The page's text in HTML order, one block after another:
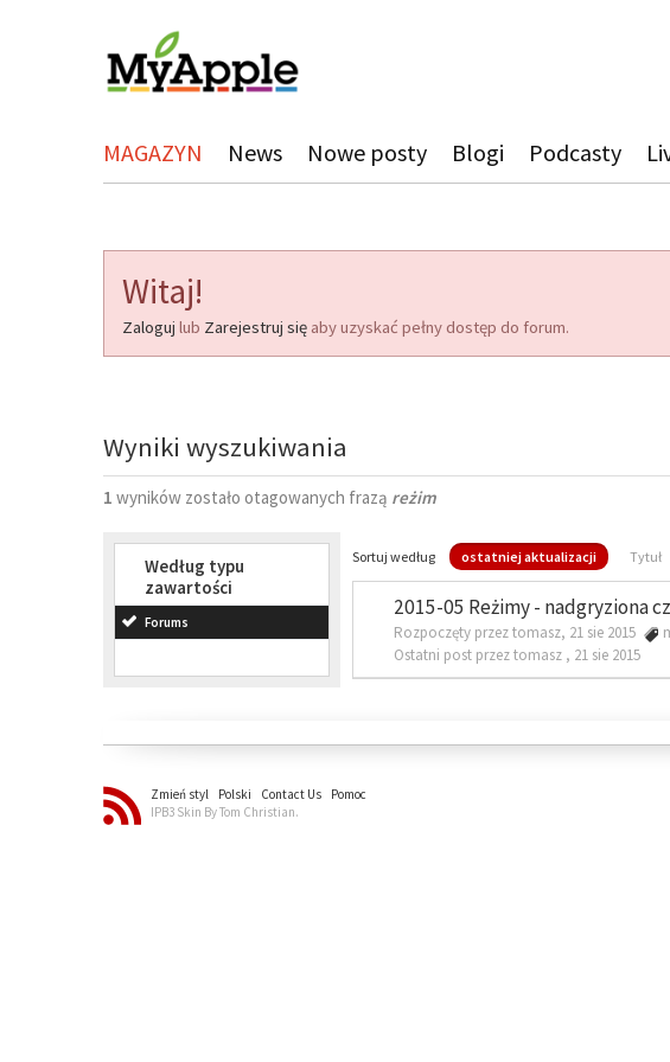
MAGAZYN News Nowe posty Blogi Podcasty
Witaj!
Zaloguj lub Zarejestruj się aby uzyskać pełny dostęp do forum.
Wyniki wyszukiwania
1 wyników zostało otagowanych frazą reżim
Według typu
zawartości
Forums
Sortuj według ostatniej aktualizacji Tytuł
2015-05 Reżimy - nadgryziona
Rozpoczęty przez tomasz, 21 sie 2015
Ostatni post przez tomasz , 21 sie 2015
Zmień styl Polski Contact Us
Pomoc
IPB3 Skin By Tom Christian.